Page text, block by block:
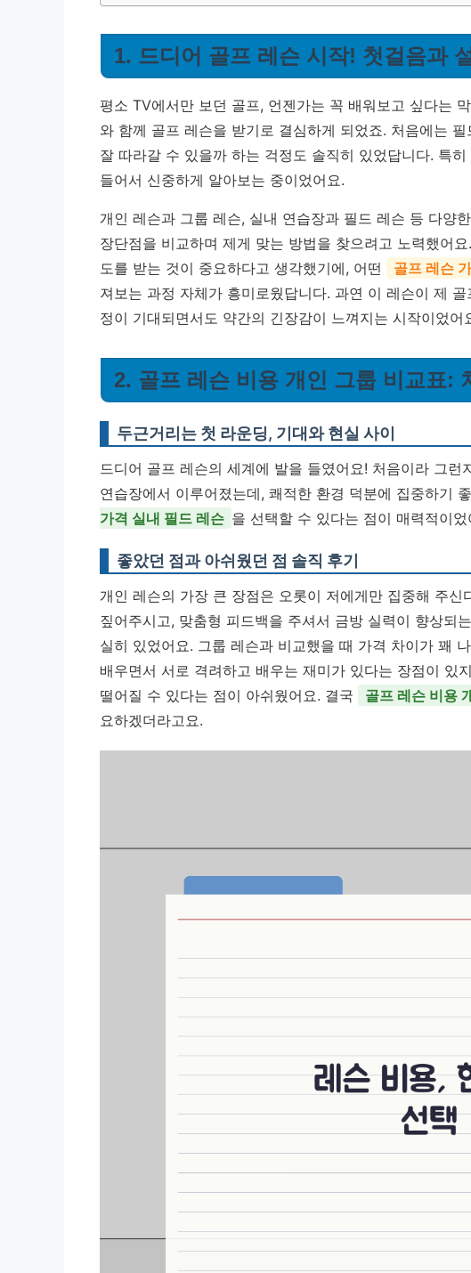
1. 드디어 골프 레슨 시작! 첫걸음과
평소 TV에서만 보던 골프, 언젠가는 꼭 배워보고 싶다는
와 함께 골프 레슨을 받기로 결심하게 되었죠. 처음에는
잘 따라갈 수 있을까 하는 걱정도 솔직히 있었답니다. 특히
들어서 신중하게 알아보는 중이었어요.
개인 레슨과 그룹 레슨, 실내 연습장과 필드 레슨 등 다양
장단점을 비교하며 제게 맞는 방법을 찾으려고 노력했어
도를 받는 것이 중요하다고 생각했기에, 어떤
골프 레슨
져보는 과정 자체가 흥미로웠답니다. 과연 이 레슨이 제
정이 기대되면서도 약간의 긴장감이 느껴지는 시작이었어
2. 골프 레슨 비용 개인 그룹 비교표:
두근거리는 첫 라운딩, 기대와 현실 사이
드디어 골프 레슨의 세계에 발을 들였어요! 처음이라 그
연습장에서 이루어졌는데, 쾌적한 환경 덕분에 집중하기
가격 실내 필드 레슨 을 선택할 수 있다는 점이 매력적이었
좋았던 점과 아쉬웠던 점 솔직 후기
개인 레슨의 가장 큰 장점은 오롯이 저에게만 집중해 주
짚어주시고, 맞춤형 피드백을 주셔서 금방 실력이 향상되
실히 있었어요. 그룹 레슨과 비교했을 때 가격 차이가 꽤
배우면서 서로 격려하고 배우는 재미가 있다는 장점이 있
떨어질 수 있다는 점이 아쉬웠어요. 결국
골프 레슨 비용
요하겠더라고요.